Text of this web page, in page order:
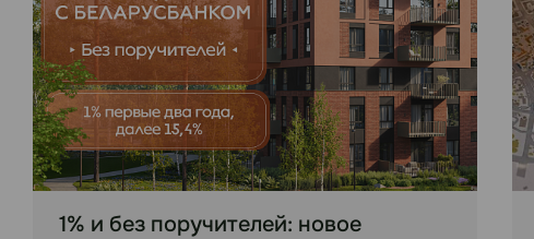
1% и без поручителей: новое